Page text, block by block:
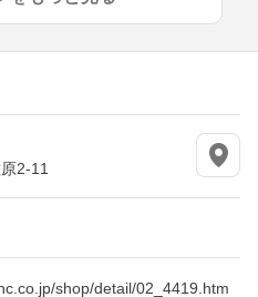
2-11
shop/detail/02_4419.htm